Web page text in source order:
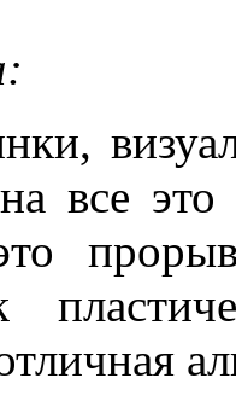
все это